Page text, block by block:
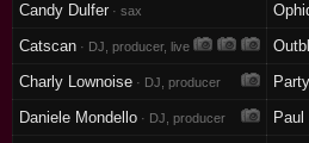
Candy Dulfer · sax
Catscan · DJ, producer, live
Charly Lownoise · DJ, producer
Daniele Mondello · DJ, producer